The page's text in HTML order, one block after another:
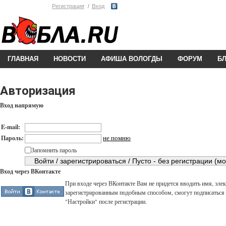
Регистрация Вход
ГЛАВНАЯ НОВОСТИ АФИША ВОЛОГДЫ ФОРУМ
Авторизация
Вход напрямую
E-mail:
Пароль:
не помню
Запомнить пароль
Вход через ВКонтакте
При входе через ВКонтакте Вам не придется вводить имя,
зарегистрированным подобным способом, смогут
"Настройки" после регистрации.